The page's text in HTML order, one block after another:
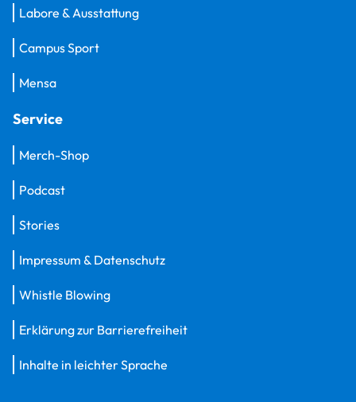
Labore & Ausstattung
Campus Sport
Mensa
Service
Merch-Shop
Podcast
Stories
Impressum & Datenschutz
Whistle Blowing
Erklärung zur Barrierefreiheit
Inhalte in leichter Sprache